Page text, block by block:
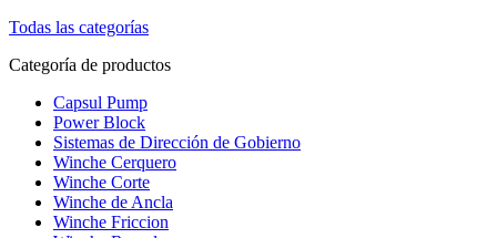
Todas las categorías
Categoría de productos
Capsul Pump
Power Block
Sistemas de Dirección de Gobierno
Winche Cerquero
Winche Corte
Winche de Ancla
Winche Friccion